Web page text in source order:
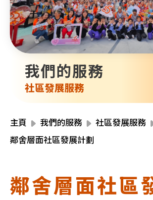
我們的服務
社區發展服務
主頁 我們的服務
社區發展服務
鄰舍層面社區發展計劃
鄰舍層面社區
我們的夥伴
捐款方法
支持我們
新聞稿及媒體報導
會訊及刊物
活動報名
聯絡我們